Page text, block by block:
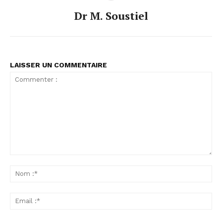
Dr M. Soustiel
LAISSER UN COMMENTAIRE